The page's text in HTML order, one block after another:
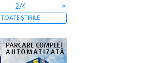
3/4 >
TOATE ȘTIRILE